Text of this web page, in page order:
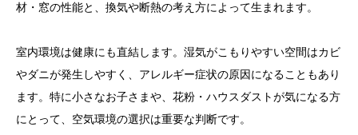
材・窓の性能と、換気や断熱の考え方によって生まれます。
室内環境は健康にも直結します。湿気がこもりやすい空間はカビ
やダニが発生しやすく、アレルギー症状の原因になることもあり
ます。特に小さなお子さまや、花粉・ハウスダストが気になる方
にとって、空気環境の選択は重要な判断です。